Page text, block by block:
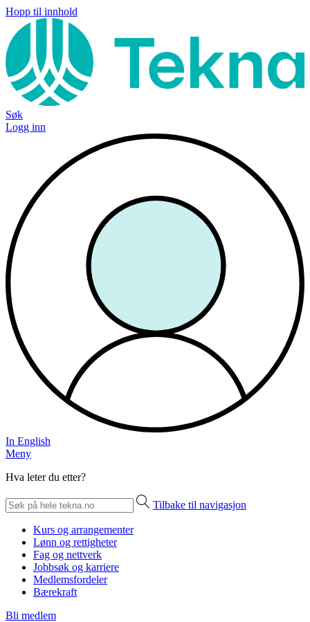
Hopp til innhold
Søk
Logg inn
In English
Meny
Hva leter du etter?
Tilbake til navigasjon
Kurs og arrangementer
Lønn og rettigheter
Fag og nettverk
Jobbsøk og karriere
Medlemsfordeler
Bærekraft
Bli medlem